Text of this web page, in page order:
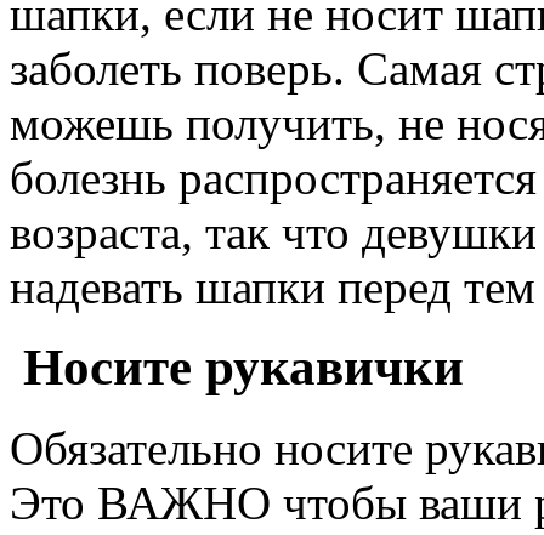
шапки, если не носит
заболеть поверь. Самая
можешь получить, не
болезнь
возраста, так что
надевать шапки перед
Носите рукавички
Обязательно носите
Это ВАЖНО чтобы ваши